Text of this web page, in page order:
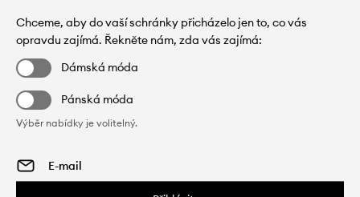
Chceme, aby do vaší schránky přicházelo jen to, co vás
opravdu zajímá. Řekněte nám, zda vás zajímá:
Dámská móda
Pánská móda
Výběr nabídky je volitelný.